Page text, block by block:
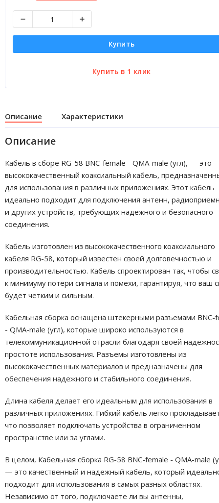
Купить
Описание Характеристики
Описание
Кабель в сборе RG-58 BNC-female - QMA-male (угл), — это
высококачественный коаксиальный кабель,
для использования в различных приложениях. Этот кабель
идеально подходит для подключения антенн,
и других устройств, требующих надежного и безопасного
соединения.
Кабель изготовлен из высококачественного коаксиального
кабеля RG-58, который известен своей долговечностью и
производительностью. Кабель спроектирован так, чтобы
к минимуму потери сигнала и помехи, гарантируя, что ваш
будет четким и сильным.
Кабельная сборка оснащена штекерными разъемами BNC-
- QMA-male (угл), которые широко используются в
телекоммуникационной отрасли благодаря своей
простоте использования. Разъемы изготовлены из
высококачественных материалов и предназначены для
обеспечения надежного и стабильного соединения.
Длина кабеля делает его идеальным для использования в
различных приложениях. Гибкий кабель легко
что позволяет подключать устройства в ограниченном
пространстве или за углами.
В целом, Кабельная сборка RG-58 BNC-female - QMA-male
— это качественный и надежный кабель, который
подходит для использования в самых разных областях.
Независимо от того, подключаете ли вы антенны,